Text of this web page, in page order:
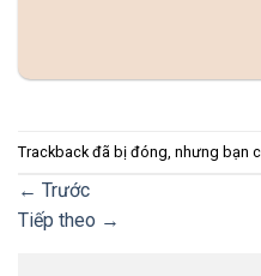
Trackback đã bị đóng, nhưng bạn
← Trước
Tiếp theo →